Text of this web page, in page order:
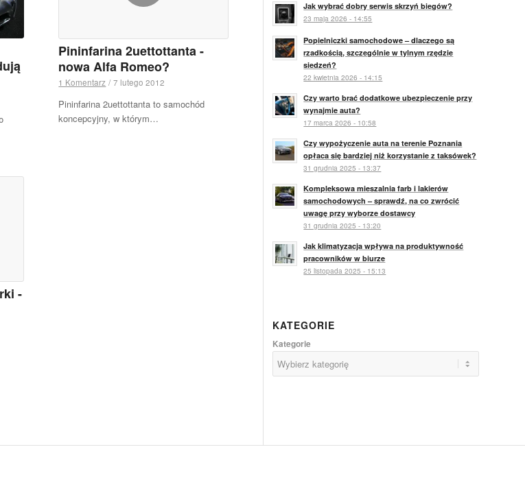
Pininfarina 2uettottanta -
nowa Alfa Romeo?
1 Komentarz / 7 lutego 2012
Pininfarina 2uettottanta to samochód
koncepcyjny, w którym…
-
Jak wybrać dobry serwis skrzyń biegów?
23 maja 2026 - 14:55
Popielniczki samochodowe – dlaczego są
rzadkością, szczególnie w tylnym rzędzie
siedzeń?
22 kwietnia 2026 - 14:15
Czy warto brać dodatkowe ubezpieczenie przy
wynajmie auta?
17 marca 2026 - 10:58
Czy wypożyczenie auta na terenie Poznania
opłaca się bardziej niż korzystanie z taksówek?
31 grudnia 2025 - 13:37
Kompleksowa mieszalnia farb i lakierów
samochodowych – sprawdź, na co zwrócić
uwagę przy wyborze dostawcy
31 grudnia 2025 - 13:20
Jak klimatyzacja wpływa na produktywność
pracowników w biurze
25 listopada 2025 - 15:13
KATEGORIE
Kategorie